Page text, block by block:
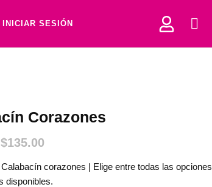
INICIAR SESIÓN
Corazones
$135.00
corazones | Elige entre todas las opciones
disponibles.